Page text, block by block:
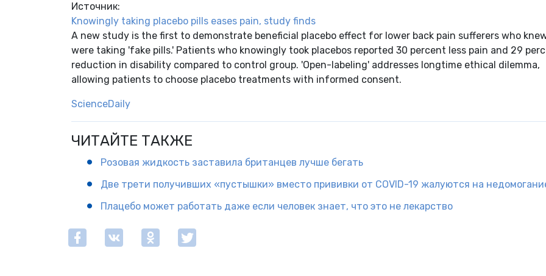
Источник:
Knowingly taking placebo pills eases pain, study finds
A new study is the first to demonstrate beneficial placebo effect for lower back pain sufferers who
were taking 'fake pills.' Patients who knowingly took placebos reported 30 percent less pain and 29
reduction in disability compared to control group. 'Open-labeling' addresses longtime ethical dilemma,
allowing patients to choose placebo treatments with informed consent.
ScienceDaily
ЧИТАЙТЕ ТАКЖЕ
Розовая жидкость заставила британцев лучше бегать
Две трети получивших «пустышки» вместо прививки от COVID-19 жалуются на
Плацебо может работать даже если человек знает, что это не лекарство